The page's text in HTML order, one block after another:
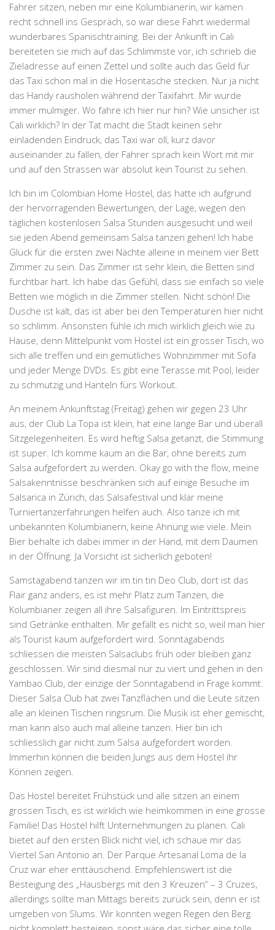
Fahrer sitzen, neben mir eine Kolumbianerin, wir kamen
recht schnell ins Gespräch, so war diese Fahrt wiedermal
wunderbares Spanischtraining. Bei der Ankunft in Cali
bereiteten sie mich auf das Schlimmste vor, ich schrieb die
Zieladresse auf einen Zettel und sollte auch das Geld für
das Taxi schon mal in die Hosentasche stecken. Nur ja nicht
das Handy rausholen während der Taxifahrt. Mir wurde
immer mulmiger. Wo fahre ich hier nur hin? Wie unsicher ist
Cali wirklich? In der Tat macht die Stadt keinen sehr
einladenden Eindruck, das Taxi war oll, kurz davor
auseinander zu fallen, der Fahrer sprach kein Wort mit mir
und auf den Strassen war absolut kein Tourist zu sehen.
Ich bin im Colombian Home Hostel, das hatte ich aufgrund
der hervorragenden Bewertungen, der Lage, wegen den
täglichen kostenlosen Salsa Stunden ausgesucht und weil
sie jeden Abend gemeinsam Salsa tanzen gehen! Ich habe
Glück für die ersten zwei Nächte alleine in meinem vier Bett
Zimmer zu sein. Das Zimmer ist sehr klein, die Betten sind
furchtbar hart. Ich habe das Gefühl, dass sie einfach so viele
Betten wie möglich in die Zimmer stellen. Nicht schön! Die
Dusche ist kalt, das ist aber bei den Temperaturen hier nicht
so schlimm. Ansonsten fühle ich mich wirklich gleich wie zu
Hause, denn Mittelpunkt vom Hostel ist ein grosser Tisch, wo
sich alle treffen und ein gemütliches Wohnzimmer mit Sofa
und jeder Menge DVDs. Es gibt eine Terasse mit Pool, leider
zu schmutzig und Hanteln fürs Workout.
An meinem Ankunftstag (Freitag) gehen wir gegen 23 Uhr
aus, der Club La Topa ist klein, hat eine lange Bar und überall
Sitzgelegenheiten. Es wird heftig Salsa getanzt, die Stimmung
ist super. Ich komme kaum an die Bar, ohne bereits zum
Salsa aufgefordert zu werden. Okay go with the flow, meine
Salsakenntnisse beschränken sich auf einige Besuche im
Salsarica in Zürich, das Salsafestival und klar meine
Turniertanzerfahrungen helfen auch. Also tanze ich mit
unbekannten Kolumbianern, keine Ahnung wie viele. Mein
Bier behalte ich dabei immer in der Hand, mit dem Daumen
in der Öffnung. Ja Vorsicht ist sicherlich geboten!
Samstagabend tanzen wir im tin tin Deo Club, dort ist das
Flair ganz anders, es ist mehr Platz zum Tanzen, die
Kolumbianer zeigen all ihre Salsafiguren. Im Eintrittspreis
sind Getränke enthalten. Mir gefällt es nicht so, weil man hier
als Tourist kaum aufgefordert wird. Sonntagabends
schliessen die meisten Salsaclubs früh oder bleiben ganz
geschlossen. Wir sind diesmal nur zu viert und gehen in den
Yambao Club, der einzige der Sonntagabend in Frage kommt.
Dieser Salsa Club hat zwei Tanzflächen und die Leute sitzen
alle an kleinen Tischen ringsrum. Die Musik ist eher gemischt,
man kann also auch mal alleine tanzen. Hier bin ich
schliesslich gar nicht zum Salsa aufgefordert worden.
Immerhin können die beiden Jungs aus dem Hostel ihr
Können zeigen.
Das Hostel bereitet Frühstück und alle sitzen an einem
grossen Tisch, es ist wirklich wie heimkommen in eine grosse
Familie! Das Hostel hilft Unternehmungen zu planen. Cali
bietet auf den ersten Blick nicht viel, ich schaue mir das
Viertel San Antonio an. Der Parque Artesanal Loma de la
Cruz war eher enttäuschend. Empfehlenswert ist die
Besteigung des „Hausbergs mit den 3 Kreuzen“ – 3 Cruzes,
allerdings sollte man Mittags bereits zurück sein, denn er ist
umgeben von Slums. Wir konnten wegen Regen den Berg